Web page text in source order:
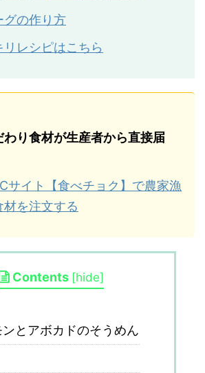
グの作り方
レシピはこちら
り食材が生産者から直接届
サイト【食べチョク】で農家漁
を注文する
Contents [hide]
とアボカドのそうめん